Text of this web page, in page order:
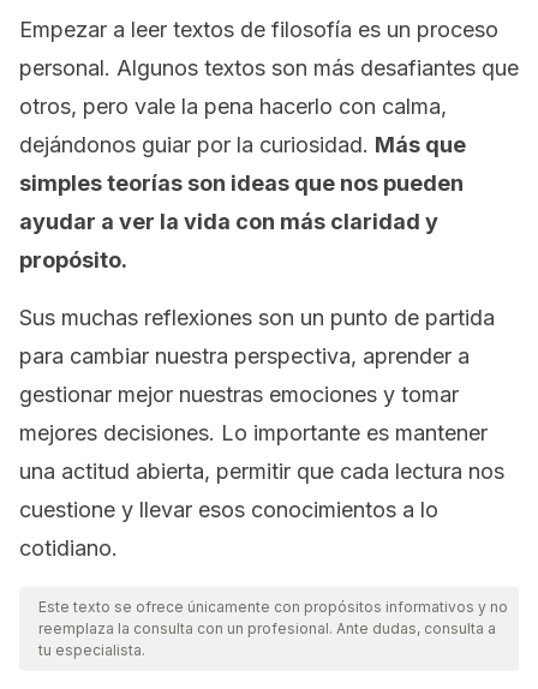
Empezar a leer textos de filosofía es un proceso
personal. Algunos textos son más desafiantes que
otros, pero vale la pena hacerlo con calma,
dejándonos guiar por la curiosidad. Más que
simples teorías son ideas que nos pueden
ayudar a ver la vida con más claridad y
propósito.
Sus muchas reflexiones son un punto de partida
para cambiar nuestra perspectiva, aprender a
gestionar mejor nuestras emociones y tomar
mejores decisiones. Lo importante es mantener
una actitud abierta, permitir que cada lectura nos
cuestione y llevar esos conocimientos a lo
cotidiano.
Este texto se ofrece únicamente con propósitos informativos y no
reemplaza la consulta con un profesional. Ante dudas, consulta a
tu especialista.